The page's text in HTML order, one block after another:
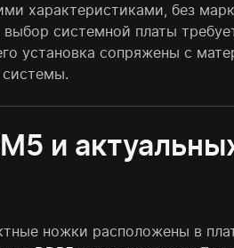
характеристиками, без
системной платы
установка сопряжены с
системы.
и
ножки расположены в